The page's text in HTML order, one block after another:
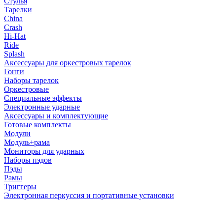
Тарелки
China
Crash
Hi-Hat
Ride
Splash
Аксессуары для оркестровых тарелок
Гонги
Наборы тарелок
Оркестровые
Специальные эффекты
Электронные ударные
Аксессуары и комплектующие
Готовые комплекты
Модули
Модуль+рама
Мониторы для ударных
Наборы пэдов
Пэды
Рамы
Триггеры
Электронная перкуссия и портативные установки